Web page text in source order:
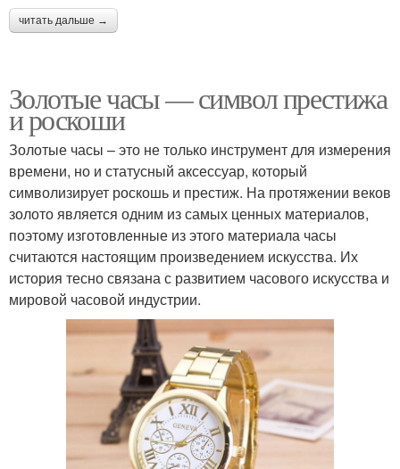
читать дальше →
Золотые часы — символ престижа
и роскоши
Золотые часы – это не только инструмент для измерения
времени, но и статусный аксессуар, который
символизирует роскошь и престиж. На протяжении веков
золото является одним из самых ценных материалов,
поэтому изготовленные из этого материала часы
считаются настоящим произведением искусства. Их
история тесно связана с развитием часового искусства и
мировой часовой индустрии.